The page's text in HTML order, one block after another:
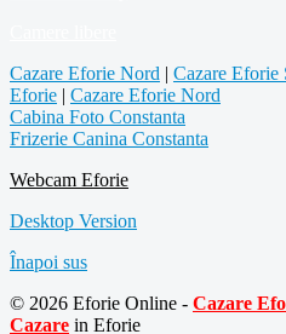
Cazare Eforie Nord | Cazare Eforie
Eforie | Cazare Eforie Nord
Cabina Foto Constanta
Frizerie Canina Constanta
Webcam Eforie
Desktop Version
Înapoi sus
© 2026 Eforie Online - Cazare
Cazare in Eforie